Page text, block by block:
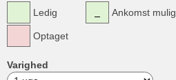
Ledig
Optaget
Ankomst mulig
Varighed